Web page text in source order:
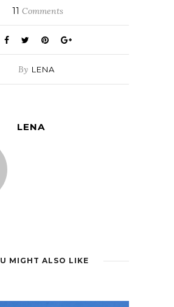
11 Comments
By LENA
LENA
MIGHT ALSO LIKE